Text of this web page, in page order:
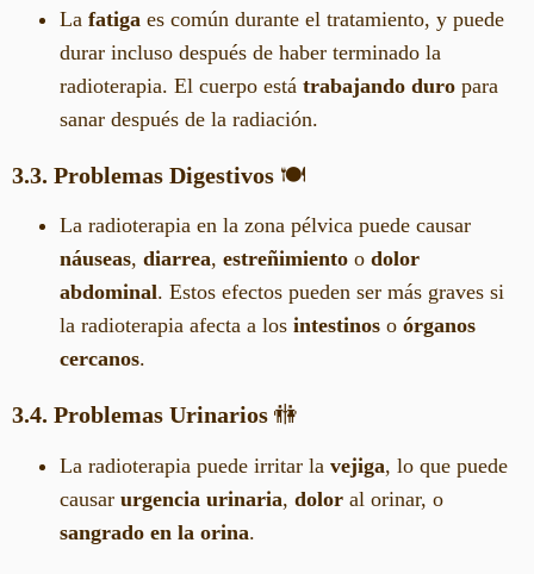
La fatiga es común durante el tratamiento, y puede
durar incluso después de haber terminado la
radioterapia. El cuerpo está trabajando duro para
sanar después de la radiación.
3.3. Problemas Digestivos 🍽️
La radioterapia en la zona pélvica puede causar
náuseas, diarrea, estreñimiento o dolor
abdominal. Estos efectos pueden ser más graves si
la radioterapia afecta a los intestinos o órganos
cercanos.
3.4. Problemas Urinarios 🚻
La radioterapia puede irritar la vejiga, lo que puede
causar urgencia urinaria, dolor al orinar, o
sangrado en la orina.